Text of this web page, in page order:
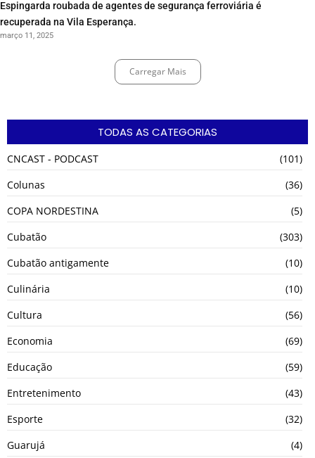
Espingarda roubada de agentes de segurança ferroviária é
recuperada na Vila Esperança.
março 11, 2025
Carregar Mais
TODAS AS CATEGORIAS
CNCAST - PODCAST
(101)
Colunas
(36)
COPA NORDESTINA
(5)
Cubatão
(303)
Cubatão antigamente
(10)
Culinária
(10)
Cultura
(56)
Economia
(69)
Educação
(59)
Entretenimento
(43)
Esporte
(32)
Guarujá
(4)